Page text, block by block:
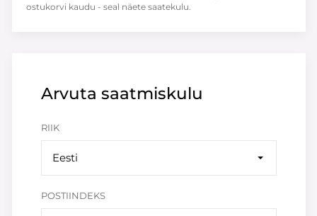
Arvuta saatmiskulu
RIIK
Eesti
POSTIINDEKS
ostukorvi kaudu - seal näete saatekulu.